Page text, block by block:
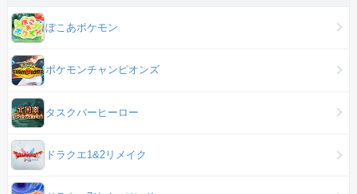
ぽこあポケモン
ポケモンチャンピオンズ
タスクバーヒーロー
ドラクエ1&2リメイク